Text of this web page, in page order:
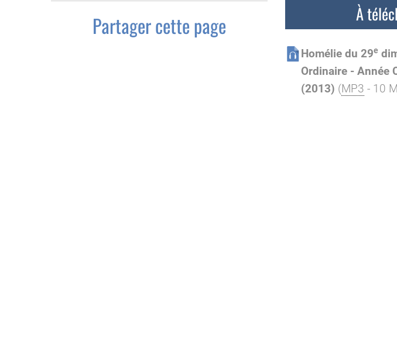
Partager cette page À
Homélie du 29e
Ordinaire - Année
(2013) (MP3 - 10